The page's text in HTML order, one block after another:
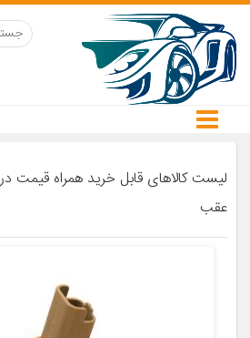
لیست کالاهای قابل خرید همراه قیمت
عقب